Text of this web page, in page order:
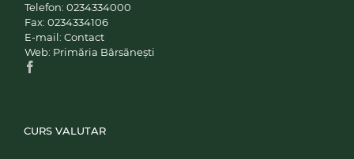
Telefon: 0234334000
Fax: 0234334106
E-mail: Contact
Web: Primăria Bârsănești
CURS VALUTAR